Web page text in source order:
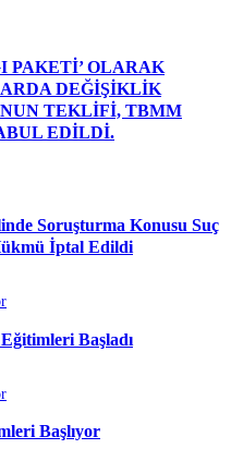
PAKETİ’ OLARAK
DEĞİŞİKLİK
TEKLİFİ, TBMM
EDİLDİ.
Soruşturma Konusu Suç
İptal Edildi
Başladı
Başlıyor